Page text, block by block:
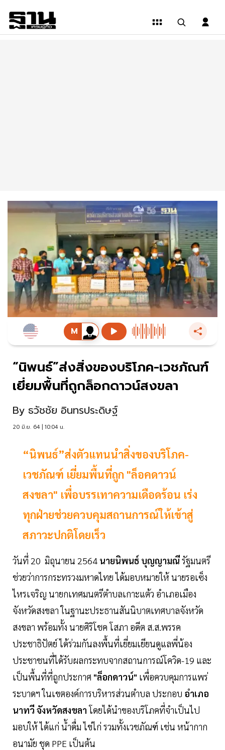
“นิพนธ์”ส่งสิ่งของบริโภค-เวชภัณฑ์
เยี่ยมพื้นที่ถูกล็อกดาวน์สงขลา
By ธวัชชัย อินทรประดิษฐ์
20 มิ.ย. 64 | 10:04 น.
“นิพนธ์”ส่งตัวแทนนำสิ่งของบริโภค-
เวชภัณฑ์ เยี่ยมพื้นที่ถูก "ล็อคดาวน์
สงขลา" เพื่อบรรเทาความเดือดร้อน เร่ง
ทุกฝ่ายช่วยควบคุมสถานการณ์ให้เข้าสู่
สภาวะปกติโดยเร็ว
วันที่ 20 มิถุนายน 2564 นายนิพนธ์ บุญญามณีรัฐมนตรี
ช่วยว่าการกระทรวงมหาดไทย ได้มอบหมายให้ นายรอเซ็ง
ไหรเจริญ นายกเทศมนตรีตำบลเกาะแต้ว อำเภอเมือง
จังหวัดสงขลา ในฐานะประธานสันนิบาตเทศบาลจังหวัด
สงขลา พร้อมทั้ง นายศิริโชค โสภา อดีต ส.ส.พรรค
ประชาธิปัตย์ ได้ร่วมกันลงพื้นที่เยี่ยมเยียนดูแลพี่น้อง
ประชาชนที่ได้รับผลกระทบจากสถานการณ์โควิด-19 และ
เป็นพื้นที่ที่ถูกประกาศ "ล็อกดาวน์" เพื่อควบคุมการแพร่
ระบาดฯ ในเขตองค์การบริหารส่วนตำบล ประกอบ อำเภอ
นาทวี จังหวัดสงขลาโดยได้นำของบริโภคที่จำเป็นไป
มอบให้ ได้แก่ น้ำดื่ม ไข่ไก่ รวมทั้งเวชภัณฑ์ เช่น หน้ากาก
อนามัย ชุด PPE เป็นต้น